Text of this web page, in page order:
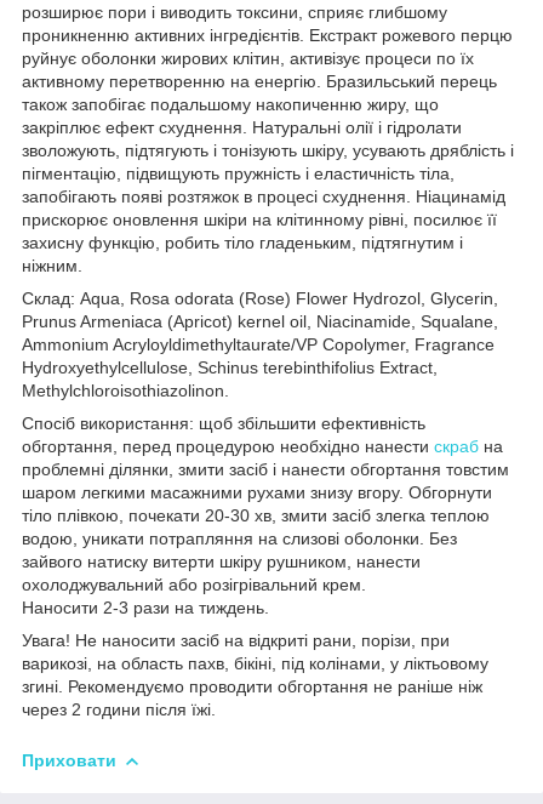
розширює пори і виводить токсини, сприяє глибшому
проникненню активних інгредієнтів. Екстракт рожевого перцю
руйнує оболонки жирових клітин, активізує процеси по їх
активному перетворенню на енергію. Бразильський перець
також запобігає подальшому накопиченню жиру, що
закріплює ефект схуднення. Натуральні олії і гідролати
зволожують, підтягують і тонізують шкіру, усувають дряблість і
пігментацію, підвищують пружність і еластичність тіла,
запобігають появі розтяжок в процесі схуднення. Ніацинамід
прискорює оновлення шкіри на клітинному рівні, посилює її
захисну функцію, робить тіло гладеньким, підтягнутим і
ніжним.
Склад: Aqua, Rosa odorata (Rose) Flower Hydrozol, Glycerin,
Prunus Armeniaca (Apricot) kernel oil, Niacinamide, Squalane,
Ammonium Acryloyldimethyltaurate/VP Copolymer, Fragrance
Hydroxyethylcellulose, Schinus terebinthifolius Extract,
Methylchloroisothiazolinon.
Спосіб використання: щоб збільшити ефективність
обгортання, перед процедурою необхідно нанести скраб на
проблемні ділянки, змити засіб і нанести обгортання товстим
шаром легкими масажними рухами знизу вгору. Обгорнути
тіло плівкою, почекати 20-30 хв, змити засіб злегка теплою
водою, уникати потрапляння на слизові оболонки. Без
зайвого натиску витерти шкіру рушником, нанести
охолоджувальний або розігрівальний крем.
Наносити 2-3 рази на тиждень.
Увага! Не наносити засіб на відкриті рани, порізи, при
варикозі, на область пахв, бікіні, під колінами, у ліктьовому
згині. Рекомендуємо проводити обгортання не раніше ніж
через 2 години після їжі.
Приховати